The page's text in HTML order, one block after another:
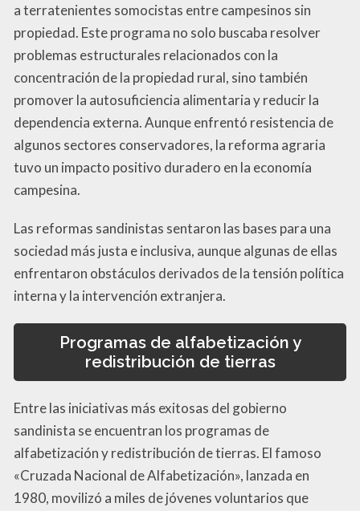
a terratenientes somocistas entre campesinos sin
propiedad. Este programa no solo buscaba resolver
problemas estructurales relacionados con la
concentración de la propiedad rural, sino también
promover la autosuficiencia alimentaria y reducir la
dependencia externa. Aunque enfrentó resistencia de
algunos sectores conservadores, la reforma agraria
tuvo un impacto positivo duradero en la economía
campesina.
Las reformas sandinistas sentaron las bases para una
sociedad más justa e inclusiva, aunque algunas de ellas
enfrentaron obstáculos derivados de la tensión política
interna y la intervención extranjera.
Programas de alfabetización y
redistribución de tierras
Entre las iniciativas más exitosas del gobierno
sandinista se encuentran los programas de
alfabetización y redistribución de tierras. El famoso
«Cruzada Nacional de Alfabetización», lanzada en
1980, movilizó a miles de jóvenes voluntarios que